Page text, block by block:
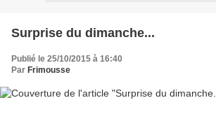
Surprise du dimanche...
Publié le 25/10/2015 à 16:40
Par Frimousse